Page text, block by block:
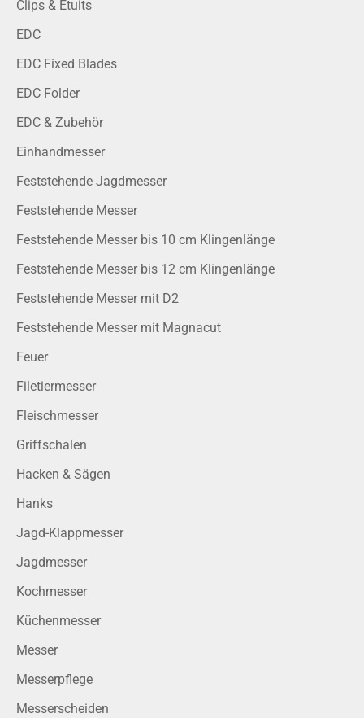
Clips & Etuits
EDC
EDC Fixed Blades
EDC Folder
EDC & Zubehör
Einhandmesser
Feststehende Jagdmesser
Feststehende Messer
Feststehende Messer bis 10 cm Klingenlänge
Feststehende Messer bis 12 cm Klingenlänge
Feststehende Messer mit D2
Feststehende Messer mit Magnacut
Feuer
Filetiermesser
Fleischmesser
Griffschalen
Hacken & Sägen
Hanks
Jagd-Klappmesser
Jagdmesser
Kochmesser
Küchenmesser
Messer
Messerpflege
Messerscheiden